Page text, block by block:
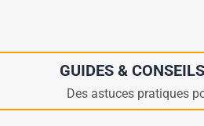
GUIDES &
Des astuces pratiques